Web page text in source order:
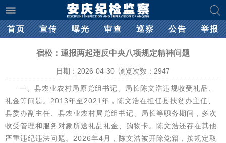
首页 宣传 曝光 审查 巡察 公告 举报
宿松：通报两起违反中央八项规定精神问题
日期：2026-04-30 浏览次数： 2947
一、县农业农村局原党组书记、局长陈文浩违规收受礼品、
礼金等问题。2013年至2021年，陈文浩在担任县扶贫办主任、
县委办副主任、县农业农村局党组书记、局长等职务期间，多次
收受管理和服务对象所送礼品礼金、购物卡。陈文浩还存在其他
严重违纪违法问题。2026年4月，陈文浩被开除党籍，按规定取